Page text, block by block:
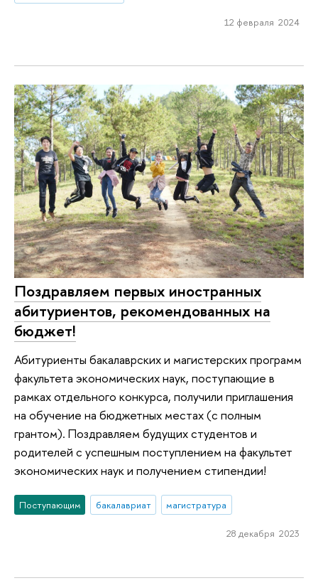
12 февраля 2024
Поздравляем первых иностранных
абитуриентов, рекомендованных на
бюджет!
Абитуриенты бакалаврских и магистерских программ
факультета экономических наук, поступающие в
рамках отдельного конкурса, получили приглашения
на обучение на бюджетных местах (с полным
грантом). Поздравляем будущих студентов и
родителей с успешным поступлением на факультет
экономических наук и получением стипендии!
Поступающим бакалавриат магистратура
28 декабря 2023